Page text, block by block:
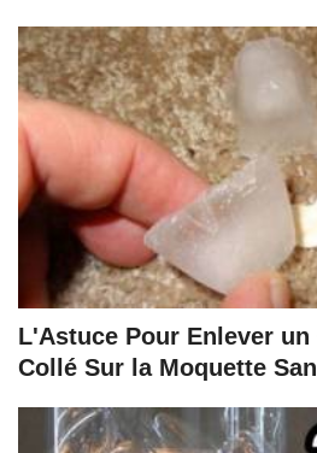
L'Astuce Pour Enlever un
Collé Sur la Moquette